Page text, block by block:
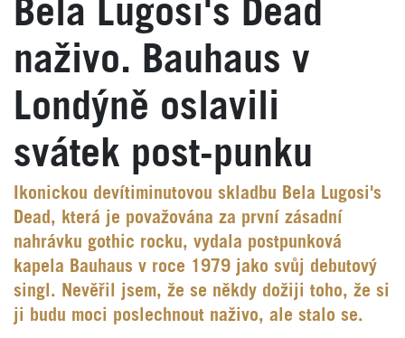
Bela Lugosi's Dead
naživo. Bauhaus v
Londýně oslavili
svátek post-punku
Ikonickou devítiminutovou skladbu Bela Lugosi's
Dead, která je považována za první zásadní
nahrávku gothic rocku, vydala postpunková
kapela Bauhaus v roce 1979 jako svůj debutový
singl. Nevěřil jsem, že se někdy dožiji toho, že si
ji budu moci poslechnout naživo, ale stalo se.